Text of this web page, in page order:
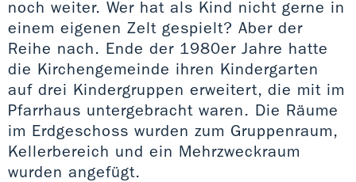
noch weiter. Wer hat als Kind nicht gerne in
einem eigenen Zelt gespielt? Aber der
Reihe nach. Ende der 1980er Jahre hatte
die Kirchengemeinde ihren Kindergarten
auf drei Kindergruppen erweitert, die mit im
Pfarrhaus untergebracht waren. Die Räume
im Erdgeschoss wurden zum Gruppenraum,
Kellerbereich und ein Mehrzweckraum
wurden angefügt.